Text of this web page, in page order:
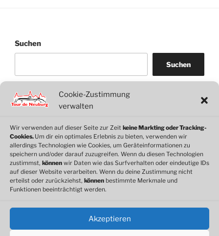
Cookie-Zustimmung
verwalten
Wir verwenden auf dieser Seite zur Zeit keine Markting oder Tracking-
Cookies. Um dir ein optimales Erlebnis zu bieten, verwenden wir
allerdings Technologien wie Cookies, um Geräteinformationen zu
speichern und/oder darauf zuzugreifen. Wenn du diesen Technologien
zustimmst, können wir Daten wie das Surfverhalten oder eindeutige IDs
auf dieser Website verarbeiten. Wenn du deine Zustimmung nicht
erteilst oder zurückziehst, können bestimmte Merkmale und
Funktionen beeinträchtigt werden.
Akzeptieren
Suchen
Suchen
WordPress
WhatsApp
Facebook
Link
© 2026 Motorclub Neuburg e.V.
Cookie-Richtlinie
Impressum